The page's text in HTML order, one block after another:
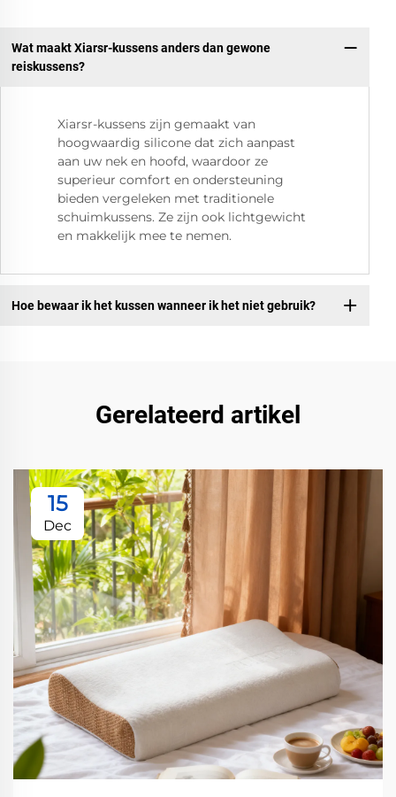
Wat maakt Xiarsr-kussens anders dan gewone
reiskussens?
Xiarsr-kussens zijn gemaakt van
hoogwaardig silicone dat zich aanpast
aan uw nek en hoofd, waardoor ze
superieur comfort en ondersteuning
bieden vergeleken met traditionele
schuimkussens. Ze zijn ook lichtgewicht
en makkelijk mee te nemen.
Hoe bewaar ik het kussen wanneer ik het niet gebruik?
Gerelateerd artikel
15
Dec